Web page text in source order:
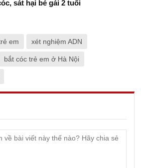
sát hại bé gái 2 tuổi
em xét nghiệm ADN
bắt cóc trẻ em ở Hà Nội